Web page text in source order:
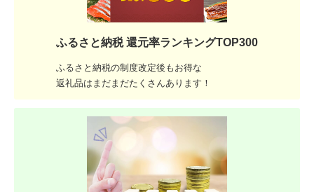
ふるさと納税 還元率ランキングTOP300
ふるさと納税の制度改定後もお得な
返礼品はまだまだたくさんあります！